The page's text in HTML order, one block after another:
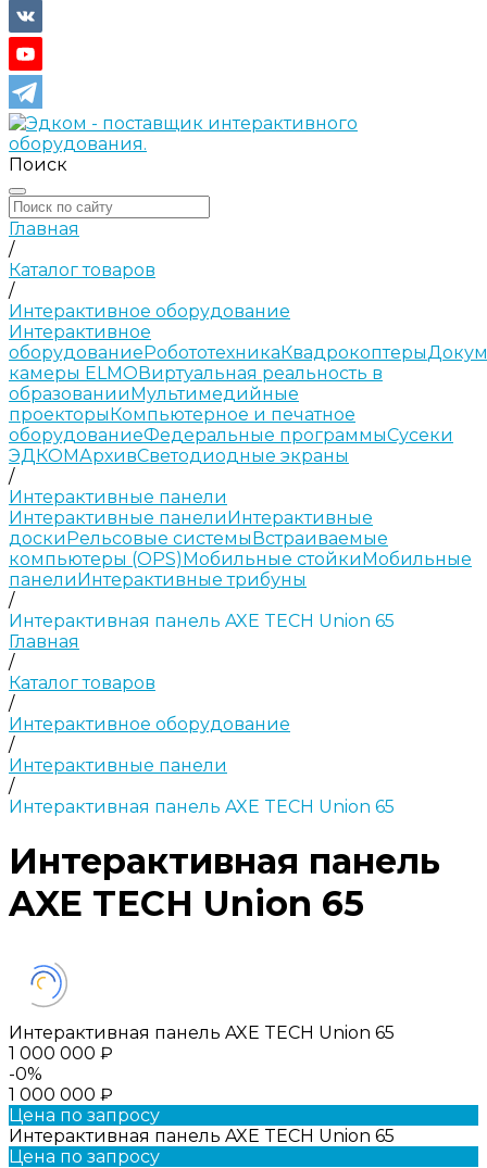
Поиск
Главная
/
Каталог товаров
/
Интерактивное оборудование
Интерактивное
оборудованиеРобототехникаКвадрокоптеры
камеры ELMOВиртуальная реальность в
образованииМультимедийные
проекторыКомпьютерное и печатное
оборудованиеФедеральные программыСусеки
ЭДКОМАрхивСветодиодные экраны
/
Интерактивные панели
Интерактивные панелиИнтерактивные
доскиРельсовые системыВстраиваемые
компьютеры (OPS)Мобильные стойкиМобильные
панелиИнтерактивные трибуны
/
Интерактивная панель AXE TECH Union 65
Главная
/
Каталог товаров
/
Интерактивное оборудование
/
Интерактивные панели
/
Интерактивная панель AXE TECH Union 65
Интерактивная панель
AXE TECH Union 65
Интерактивная панель AXE TECH Union 65
1 000 000 ₽
-0%
1 000 000 ₽
Цена по запросу
Интерактивная панель AXE TECH Union 65
Цена по запросу